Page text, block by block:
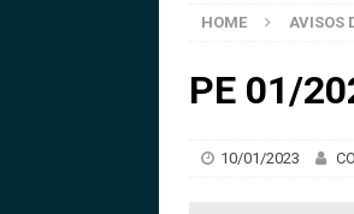
HOME AVISOS
PE 01/
10/01/2023